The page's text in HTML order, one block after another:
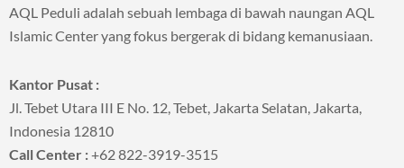
AQL Peduli adalah sebuah lembaga di bawah naungan AQL
Islamic Center yang fokus bergerak di bidang kemanusiaan.
Kantor Pusat :
Jl. Tebet Utara III E No. 12, Tebet, Jakarta Selatan, Jakarta,
Indonesia 12810
Call Center :+62 822-3919-3515